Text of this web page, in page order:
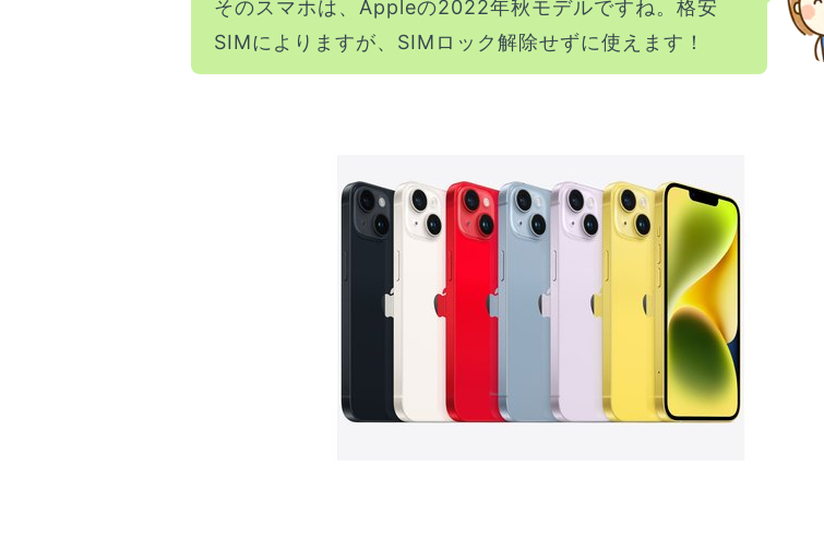
そのスマホは、Appleの2022年秋モデルですね。格安
SIMによりますが、SIMロック解除せずに使えます！